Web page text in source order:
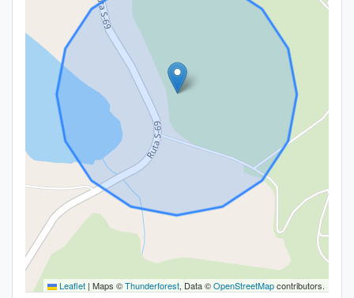
Leaflet | Maps ©Thunderforest, Data ©OpenStreetMapcontributors.